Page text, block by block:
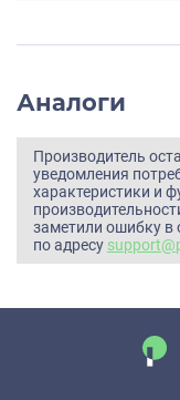
Аналоги
Производитель
уведомления
характеристики и
заметили ошибку в
по адресу